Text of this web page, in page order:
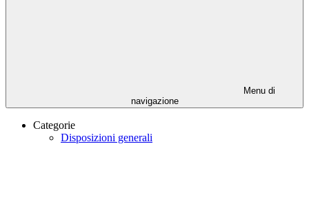
Menu di
navigazione
Categorie
Disposizioni generali